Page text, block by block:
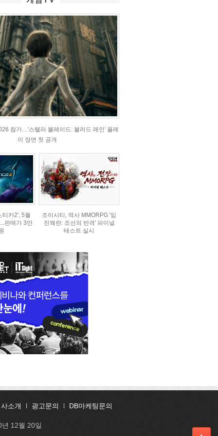
참가…'스텔라 블레이드: 블러드 레인' 플레
이 장면 첫 공개
티카2', 5월
판매가 3만
조이시티, 역사 MMORPG '임
진왜란: 조선의 반격' 파이널
테스트 실시
소개 l 광고문의 l DB마케팅문의
12월 20일